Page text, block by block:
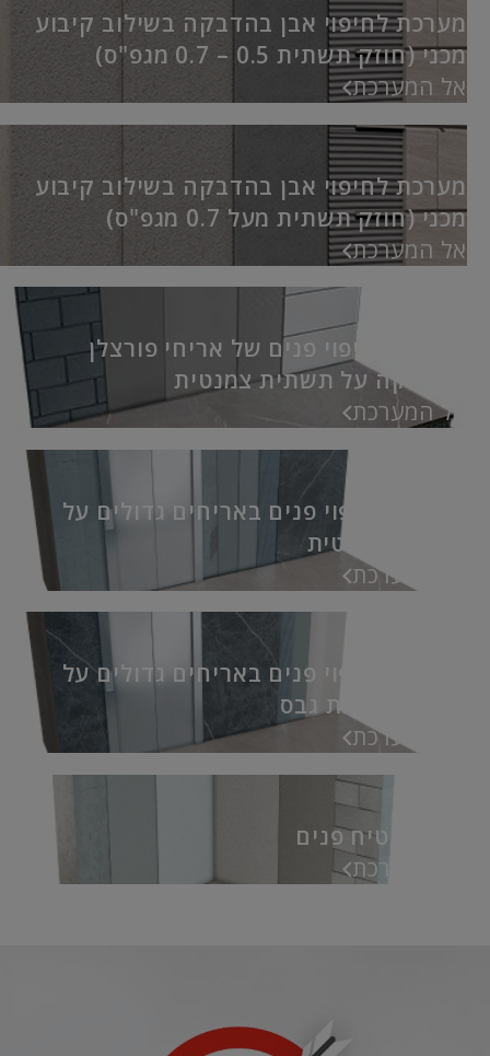
מערכת לחיפוי אבן בהדבקה בשילוב קיבוע
מכני (חוזק תשתית 0.5 – 0.7 מגפ"ס)
אל המערכת
מערכת לחיפוי אבן בהדבקה בשילוב קיבוע
מכני (חוזק תשתית מעל 0.7 מגפ"ס)
אל המערכת
מערכת לחיפוי פנים של אריחי פורצלן
וקרמיקה על תשתית צמנטית
אל המערכת
מערכת לחיפוי פנים באריחים גדולים על
תשתית צמנטית
אל המערכת
מערכת לחיפוי פנים באריחים גדולים על
תשתית לוחות גבס
אל המערכת
מערכת טיח פנים
אל המערכת